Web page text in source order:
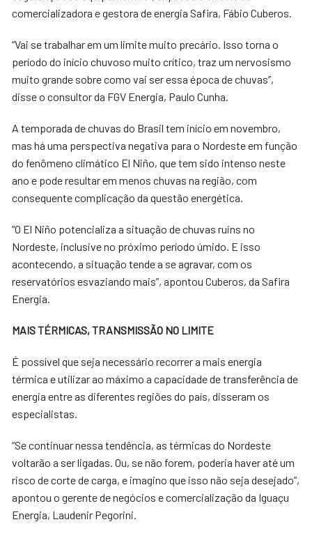
comercializadora e gestora de energia Safira, Fábio Cuberos.
“Vai se trabalhar em um limite muito precário. Isso torna o
período do início chuvoso muito crítico, traz um nervosismo
muito grande sobre como vai ser essa época de chuvas”,
disse o consultor da FGV Energia, Paulo Cunha.
A temporada de chuvas do Brasil tem início em novembro,
mas há uma perspectiva negativa para o Nordeste em função
do fenômeno climático El Niño, que tem sido intenso neste
ano e pode resultar em menos chuvas na região, com
consequente complicação da questão energética.
“O El Niño potencializa a situação de chuvas ruins no
Nordeste, inclusive no próximo período úmido. E isso
acontecendo, a situação tende a se agravar, com os
reservatórios esvaziando mais”, apontou Cuberos, da Safira
Energia.
MAIS TÉRMICAS, TRANSMISSÃO NO LIMITE
É possível que seja necessário recorrer a mais energia
térmica e utilizar ao máximo a capacidade de transferência de
energia entre as diferentes regiões do país, disseram os
especialistas.
“Se continuar nessa tendência, as térmicas do Nordeste
voltarão a ser ligadas. Ou, se não forem, poderia haver até um
risco de corte de carga, e imagino que isso não seja desejado”,
apontou o gerente de negócios e comercialização da Iguaçu
Energia, Laudenir Pegorini.